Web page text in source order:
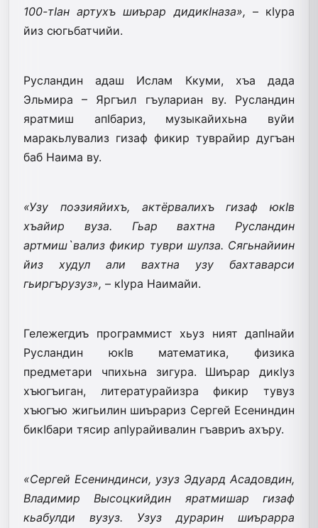
100-тIан артухъ шиърар дидикIназа», – кIура
йиз сюгьбатчийи.
Русландин адаш Ислам Ккуми, хъа дада
Эльмира – Яргъил гъулариан ву. Русландин
яратмиш апIбариз, музыкайихьна вуйи
маракьлувализ гизаф фикир туврайир дугъан
баб Наима ву.
«Узу поэзияйихъ, актёрвалихъ гизаф юкIв
хъайир вуза. Гьар вахтна Русландин
артмиш`вализ фикир туври шулза. Сягьнайиин
йиз худул али вахтна узу бахтаварси
гьиргърузуз», – кIура Наимайи.
Гележегдиъ программист хьуз ният дапIнайи
Русландин юкIв математика, физика
предметари чпихьна зигура. Шиърар дикIуз
хъюгъиган, литературайизра фикир тувуз
хъюгъю жигьилин шиърариз Сергей Есениндин
бикIбари тясир апIурайивалин гъавриъ ахъру.
«Сергей Есениндинси, узуз Эдуард Асадовдин,
Владимир Высоцкийдин яратмишар гизаф
кьабулди вузуз. Узуз дурарин шиърарра